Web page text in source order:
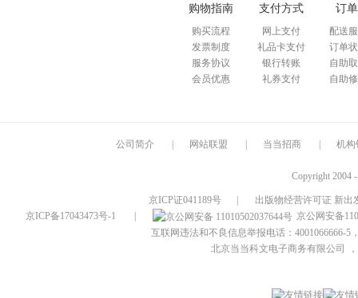
购物指南
购买流程
发票制度
服务协议
会员优惠
支付方式
网上支付
礼品卡支付
银行转账
礼券支付
订
配送
订单
自助
自助
公司简介 网站联盟 当当招商 机构
Copyright 2004
京ICP证041189号
出版物经营许可证 新出
京ICP备17043473号-1
京公网安备
互联网违法和不良信息举报电话：4001066666-5
北京当当科文电子商务有限公司